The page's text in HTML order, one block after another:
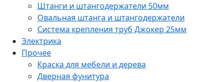
Штанги и штангодержатели 50мм
Овальная штанга и штангодержатели
Система крепления труб Джокер 25мм
Электрика
Прочее
Краска для мебели и дерева
Дверная фунитура